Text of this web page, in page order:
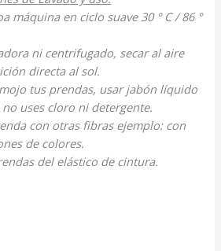
máquina en ciclo suave 30 ° C / 86 °
ni centrifugado, secar al aire
directa al sol.
tus prendas, usar jabón líquido
uses cloro ni detergente.
con otras fibras ejemplo: con
de colores.
del elástico de cintura.